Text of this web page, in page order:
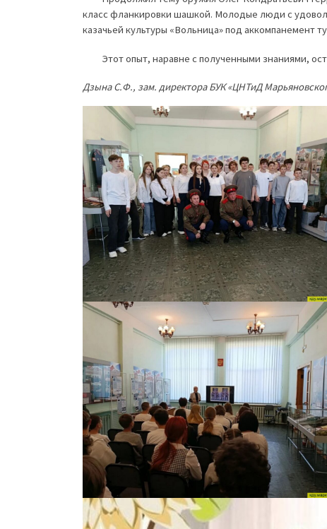
класс фланкировки шашкой. Молодые люди с
казачьей культуры «Вольница» под аккомпанемент
Этот опыт, наравне с полученными знаниями,
Дзына С.Ф., зам. директора БУК «ЦНТиД